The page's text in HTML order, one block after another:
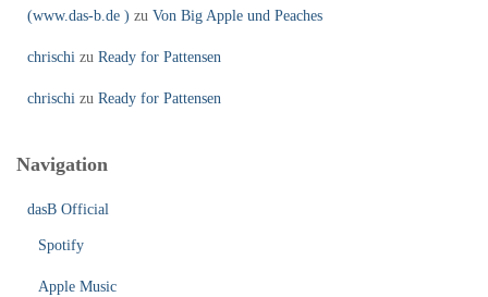
(www.das-b.de ) zu Von Big Apple und Peaches
chrischi zu Ready for Pattensen
chrischi zu Ready for Pattensen
Navigation
dasB Official
Spotify
Apple Music